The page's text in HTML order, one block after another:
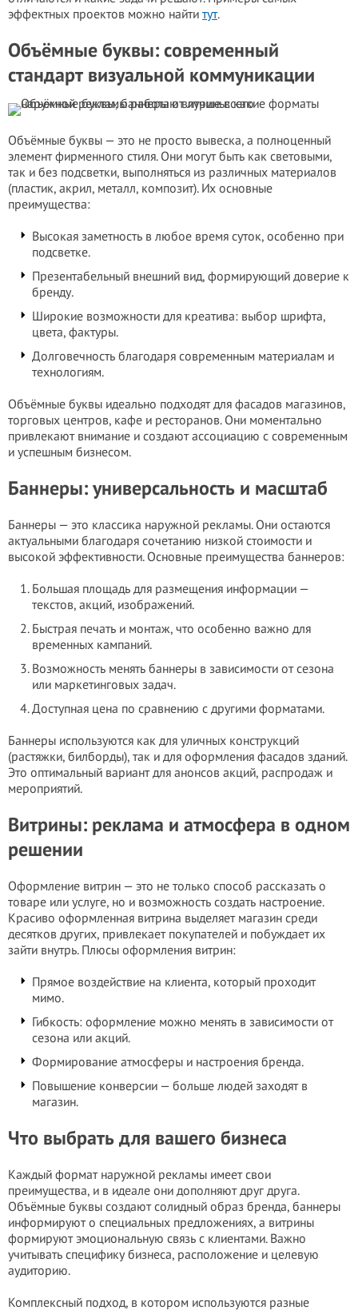
эффектных проектов можно найти тут.
Объёмные буквы: современный
стандарт визуальной коммуникации
Объёмные буквы — это не просто вывеска, а полноценный
элемент фирменного стиля. Они могут быть как световыми,
так и без подсветки, выполняться из различных материалов
(пластик, акрил, металл, композит). Их основные
преимущества:
Высокая заметность в любое время суток, особенно при
подсветке.
Презентабельный внешний вид, формирующий доверие к
бренду.
Широкие возможности для креатива: выбор шрифта,
цвета, фактуры.
Долговечность благодаря современным материалам и
технологиям.
Объёмные буквы идеально подходят для фасадов магазинов,
торговых центров, кафе и ресторанов. Они моментально
привлекают внимание и создают ассоциацию с современным
и успешным бизнесом.
Баннеры: универсальность и масштаб
Баннеры — это классика наружной рекламы. Они остаются
актуальными благодаря сочетанию низкой стоимости и
высокой эффективности. Основные преимущества баннеров:
Большая площадь для размещения информации —
текстов, акций, изображений.
Быстрая печать и монтаж, что особенно важно для
временных кампаний.
Возможность менять баннеры в зависимости от сезона
или маркетинговых задач.
Доступная цена по сравнению с другими форматами.
Баннеры используются как для уличных конструкций
(растяжки, билборды), так и для оформления фасадов зданий.
Это оптимальный вариант для анонсов акций, распродаж и
мероприятий.
Витрины: реклама и атмосфера в одном
решении
Оформление витрин — это не только способ рассказать о
товаре или услуге, но и возможность создать настроение.
Красиво оформленная витрина выделяет магазин среди
десятков других, привлекает покупателей и побуждает их
зайти внутрь. Плюсы оформления витрин:
Прямое воздействие на клиента, который проходит
мимо.
Гибкость: оформление можно менять в зависимости от
сезона или акций.
Формирование атмосферы и настроения бренда.
Повышение конверсии — больше людей заходят в
магазин.
Что выбрать для вашего бизнеса
Каждый формат наружной рекламы имеет свои
преимущества, и в идеале они дополняют друг друга.
Объёмные буквы создают солидный образ бренда, баннеры
информируют о специальных предложениях, а витрины
формируют эмоциональную связь с клиентами. Важно
учитывать специфику бизнеса, расположение и целевую
аудиторию.
Комплексный подход, в котором используются разные